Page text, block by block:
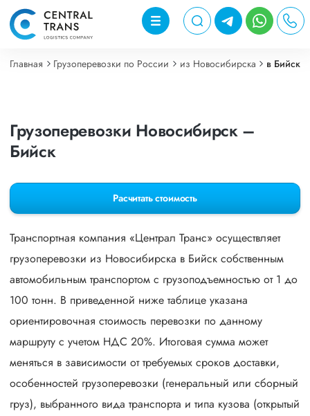
Главная Грузоперевозки по России из Новосибирска в Бийск
Грузоперевозки Новосибирск –
Бийск
Расчитать стоимость
Транспортная компания «Централ Транс» осуществляет
грузоперевозки из Новосибирска в Бийск собственным
автомобильным транспортом с грузоподъемностью от 1 до
100 тонн. В приведенной ниже таблице указана
ориентировочная стоимость перевозки по данному
маршруту с учетом НДС 20%. Итоговая сумма может
меняться в зависимости от требуемых сроков доставки,
особенностей грузоперевозки (генеральный или сборный
груз), выбранного вида транспорта и типа кузова (открытый